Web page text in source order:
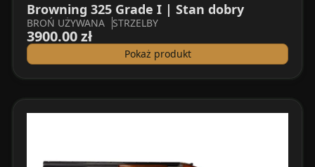
Browning 325 Grade I | Stan dobry
BROŃ UŻYWANA STRZELBY
3900.00 zł
Pokaż produkt